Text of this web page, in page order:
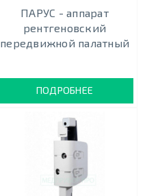
ПАРУС - аппарат
рентгеновский
передвижной палатный
ПОДРОБНЕЕ